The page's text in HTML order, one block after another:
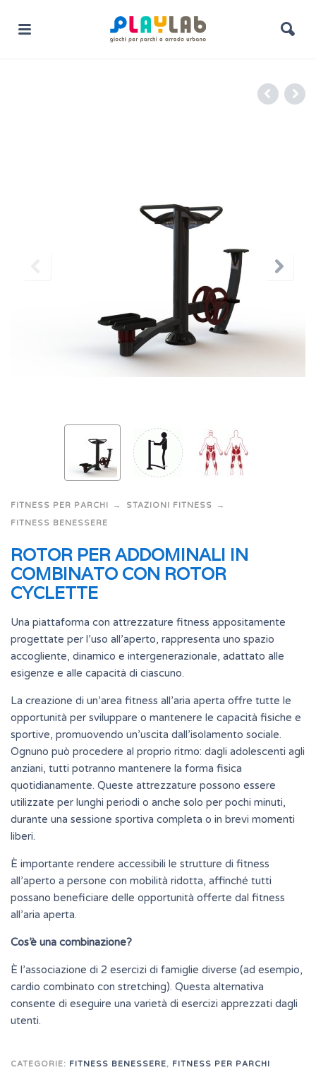
FITNESS PER PARCHI
STAZIONI FITNESS
FITNESS BENESSERE
ROTOR PER ADDOMINALI IN
COMBINATO CON ROTOR
CYCLETTE
Una piattaforma con attrezzature fitness appositamente
progettate per l’uso all’aperto, rappresenta uno spazio
accogliente, dinamico e intergenerazionale, adattato alle
esigenze e alle capacità di ciascuno.
La creazione di un’area fitness all’aria aperta offre tutte le
opportunità per sviluppare o mantenere le capacità fisiche e
sportive, promuovendo un’uscita dall’isolamento sociale.
Ognuno può procedere al proprio ritmo: dagli adolescenti agli
anziani, tutti potranno mantenere la forma fisica
quotidianamente. Queste attrezzature possono essere
utilizzate per lunghi periodi o anche solo per pochi minuti,
durante una sessione sportiva completa o in brevi momenti
liberi.
È importante rendere accessibili le strutture di fitness
all’aperto a persone con mobilità ridotta, affinché tutti
possano beneficiare delle opportunità offerte dal fitness
all’aria aperta.
Cos’è una combinazione?
È l’associazione di 2 esercizi di famiglie diverse (ad esempio,
cardio combinato con stretching). Questa alternativa
consente di eseguire una varietà di esercizi apprezzati dagli
utenti.
CATEGORIE: FITNESS BENESSERE, FITNESS PER PARCHI